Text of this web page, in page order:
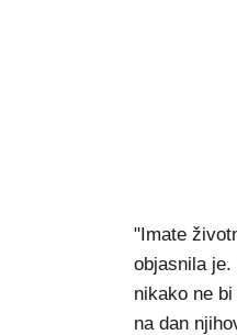
"Imate
objasnila
nikako ne
na dan